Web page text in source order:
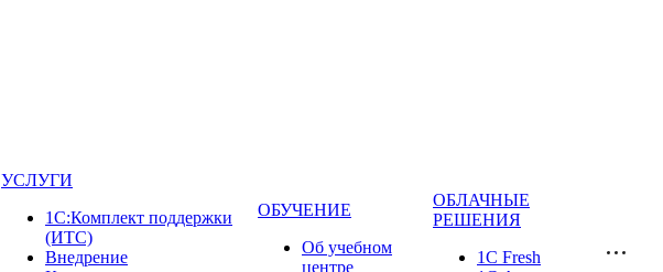
УСЛУГИ
1С:Комплект поддержки
(ИТС)
Внедрение
ОБУЧЕНИЕ
Об учебном
центре
ОБЛАЧНЫЕ
РЕШЕНИЯ
1С Fresh